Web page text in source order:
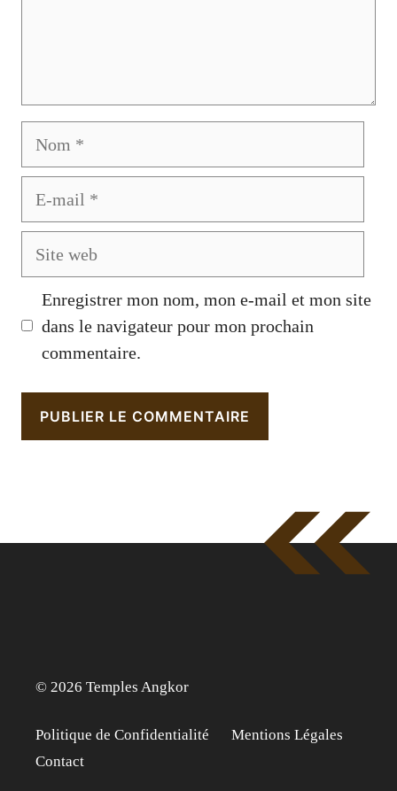
Enregistrer mon nom, mon e-mail et mon site
dans le navigateur pour mon prochain
commentaire.
© 2026 Temples Angkor
Politique de Confidentialité
Mentions Légales
Contact